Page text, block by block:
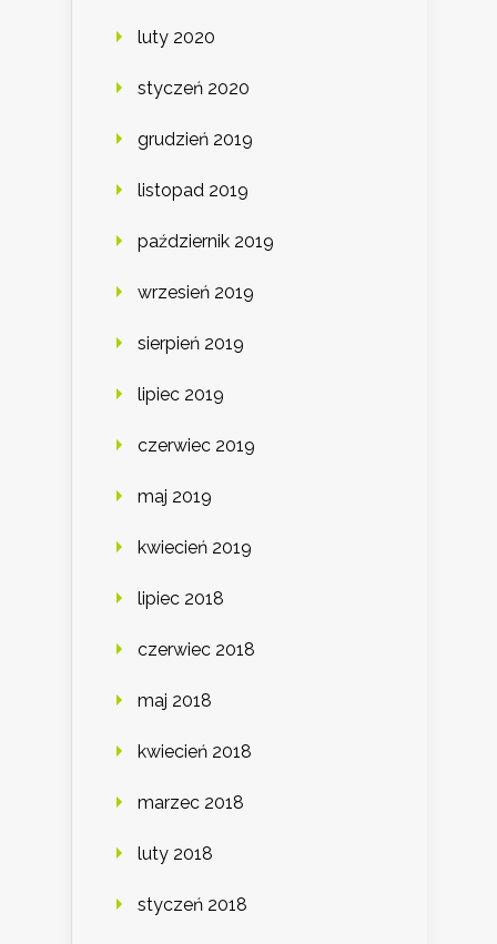
luty 2020
styczeń 2020
grudzień 2019
listopad 2019
październik 2019
wrzesień 2019
sierpień 2019
lipiec 2019
czerwiec 2019
maj 2019
kwiecień 2019
lipiec 2018
czerwiec 2018
maj 2018
kwiecień 2018
marzec 2018
luty 2018
styczeń 2018